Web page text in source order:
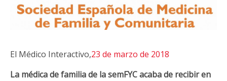
El Médico Interactivo,23 de marzo de 2018
La médica de familia de la semFYC acaba de recibir en